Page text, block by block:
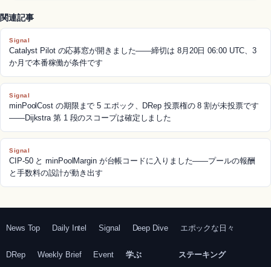
関連記事
Signal
Catalyst Pilot の応募窓が開きました——締切は 8月20日 06:00 UTC、3
か月で本番稼働が条件です
Signal
minPoolCost の期限まで 5 エポック、DRep 投票権の 8 割が未投票です
——Dijkstra 第 1 段のスコープは確定しました
Signal
CIP-50 と minPoolMargin が台帳コードに入りました——プールの報酬
と手数料の設計が動き出す
News Top Daily Intel Signal Deep Dive エポックな日々
DRep Weekly Brief Event 学ぶ ステーキング